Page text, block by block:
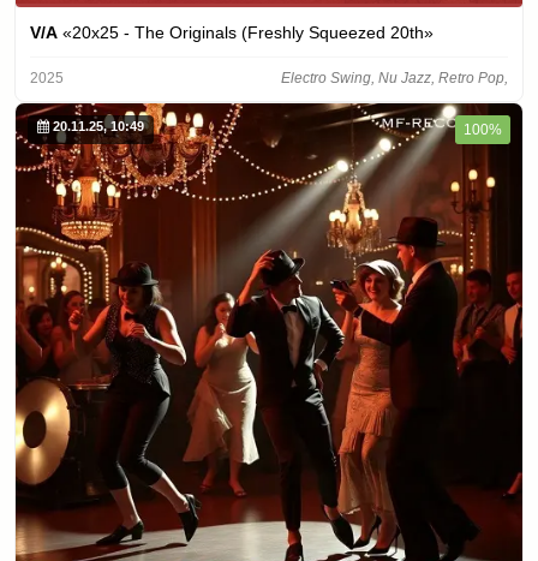
V/A «20x25 - The Originals (Freshly Squeezed 20th»
2025 Electro Swing, Nu Jazz, Retro Pop,
20.11.25, 10:49 100%